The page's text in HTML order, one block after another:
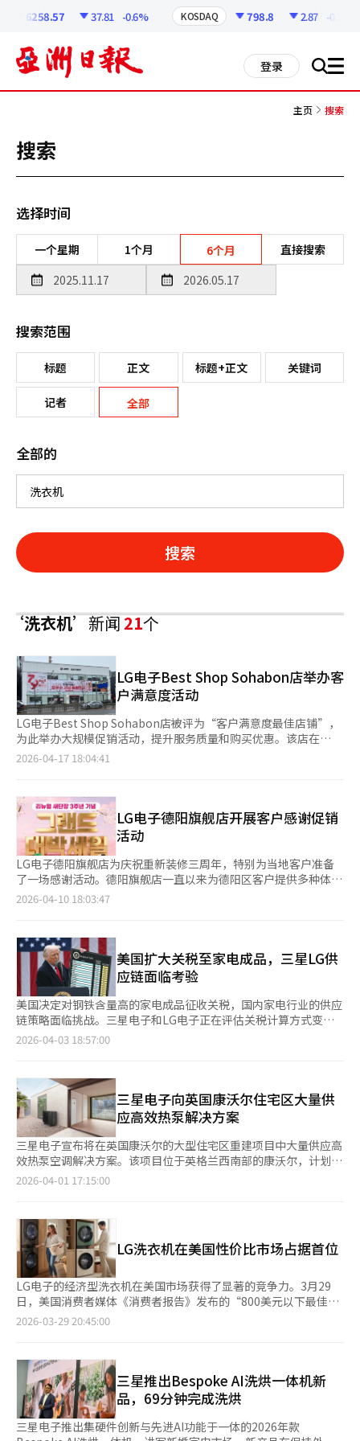
6258.57 37.81 -0.6% KOSDAQ 798.8 2.87 -0.36%
登录 搜 all
主页 搜索
搜索
选择时间
一个星期 1个月 6个月 直接搜索
搜索范围
标题 正文 标题+正文 关键词
记者 全部
全部的
搜索
‘洗衣机’新闻21个
LG电子Best Shop Sohabon店举办客
户满意度活动
LG电子Best Shop Sohabon店被评为“客户满意度最佳店铺”，
为此举办大规模促销活动，提升服务质量和购买优惠。该店在
2026年第一季度评选中，凭借客户体验而非单纯销售额，获得
庆季节需求，提供空调、冰箱、洗衣机、电视等家电的特别优惠，
降低购买负担。针对“巴斯空气”和“小商户立式净水器”等特色
产品，推出特别促销，满足家庭和小商户的不同需求。店内还设有
专门的咨询角，为婚庆、入住、搬家客户提供个性化服务，推荐合
适的产品组合。家电订阅服务也在活动期间提供额外优惠，降低初
期购买成本，并包含定期检查和管理服务。多品类购买客户可享受
额外折扣或礼品，按购买金额赠送不同级别的礼品，减轻大宗购买
客户的经济负担。店长表示，通过此次活动，强调“验证的服务质
度。此次促销结合了客户满意度认证、季节需求优惠、订阅服务扩
展和多品类购买支持，反映了线下家电店向“体验和咨询中心”转
型的趋势。※ 本报道经人工智能（AI）系统翻译与编辑。
2026-04-17 18:04:41
LG电子德阳旗舰店开展客户感谢促销
活动
LG电子德阳旗舰店为庆祝重新装修三周年，特别为当地客户准备
了一场感谢活动。德阳旗舰店一直以来为德阳区客户提供多种体验
式服务，包括免费室内设计咨询、LG电子新品体验和说明会、售
针对婚庆和搬家需求，提供定制咨询服务和多种折扣优惠。客户可
特价购买冰箱、洗衣机、电视、空调等主要家电及最新LG电子产
品。此外，还有合作卡折扣、额外积分、独家赠品等多种优惠，购
买多件商品的客户还可获得高档赠品和会员积分。同时，为婚庆和
新居客户提供1对1专业咨询服务，家电经理将根据客户的生活方式
和居住环境推荐最佳产品组合。新产品促销活动也在进行中，推出
专为浴室环境设计的“LG净化空气浴室”产品，订阅LG家电服务
的客户可享受免费售后和定期维护服务。此前，德阳旗舰店在2月
并加强体验式家电咨询服务。通过持续的折扣活动，德阳旗舰店希
望提高客户的实际购买满意度。LG电子德阳旗舰店的相关负责人
表示：“为庆祝三周年，我们准备了此次活动，为当地客户提供实
质性优惠。即将结婚或搬家的客户通过预约可享受更多优惠。”※
本报道经人工智能（AI）系统翻译与编辑。
2026-04-10 18:03:47
美国扩大关税至家电成品，三星LG供
应链面临考验
美国决定对钢铁含量高的家电成品征收关税，国内家电行业的供应
链策略面临挑战。三星电子和LG电子正在评估关税计算方式变化
带来的影响，并研究应对方案。此次措施的核心是对钢铁、铝、铜
范围，从原材料延伸到成品，对企业的生产和分销策略提出了新的
要求。不过，业内认为此次措施不会导致成本普遍增加，而是因产
品而异。钢铁使用比例高的产品可能负担增加，但低于标准的产品
则可免税，反而减轻了成本负担。因此，企业正在仔细分析产品结
构和材料组成的利弊。同一款家电产品，由于型号不同，钢铁比例
不同，关税影响也会不同。三星电子和LG电子已经在美国建立了
生产基地，部分缓解了风险。三星在南卡罗来纳州生产洗衣机，
LG则以田纳西州工厂为中心扩大北美市场的供应能力。扩大本地
产的产品不征收关税，因此全球企业通过多元化生产基地来应对。
然而，两家公司都无法完全依靠本地生产满足北美需求，部分出口
产品仍受关税影响。因此，生产地调整或重新分配产量的可能性被
提及。尽管如此，短期内全面改变生产结构并不容易，因为工厂搬
迁或扩建需要时间和成本。价格策略也需谨慎，即使关税增加，若
将其转嫁给消费者，可能导致需求下降，因此价格上涨可能有限。
业内分析认为，此次措施促使家电企业的竞争方式从单纯的价格竞
争转向供应链和生产结构为中心。在产品设计阶段就需考虑材料组
动等外部因素也加剧了盈利管理的重要性。尤其是北美市场占比较
高的家电业务，若成本压力积累，可能导致利润率受压。因此，企
业通过生产地多元化、成本削减和产品组合调整来多样化应对策
略。业内预计，未来全球家电市场竞争将从产品性能或价格转向供
应链稳定性和生产灵活性为中心。※ 本报道经人工智能（AI）系统
翻译与编辑。
2026-04-03 18:57:00
三星电子向英国康沃尔住宅区大量供
应高效热泵解决方案
三星电子宣布将在英国康沃尔的大型住宅区重建项目中大量供应高
效热泵空调解决方案。该项目位于英格兰西南部的康沃尔，计划将
一片61万平方米的旧矿区改造成一个拥有1500户住宅、学校、医
司Eco Bos和英国中央政府下属的住房机构Homes England。三
星电子将提供减少能源消耗的空调解决方案及多种家电产品。供应
的家用EHS产品采用高效热泵方式，减少二氧化碳排放，符合欧洲
碳中和政策。产品包括使用天然制冷剂丙烷的Mono R290和使用
低全球变暖潜能值制冷剂的Mono R32。此外，三星电子还将供应
冰箱、洗衣机、烤箱等家电，这些产品可通过SmartThings连
接，实现便捷的使用和能源管理。SmartThings还可连接家庭的
太阳能发电和储能系统，用户可以实时监控和高效利用太阳能电
中应用，提供对社区中心、学校、医院等公共设施的综合管理。三
星电子DA事业部副总裁任成泽表示：“我们很高兴能够为此次项
目提供独特的综合能源管理解决方案，并将继续扩大高效热泵解决
方案的供应。”※ 本报道经人工智能（AI）系统翻译与编辑。
2026-04-01 17:15:00
LG洗衣机在美国性价比市场占据首位
LG电子的经济型洗衣机在美国市场获得了显著的竞争力。3月29
日，美国消费者媒体《消费者报告》发布的“800美元以下最佳洗
衣机”评估中，LG电子的滚筒洗衣机、波轮洗衣机和高效波轮洗
合评分。在滚筒洗衣机类别中，LG电子的“WM3400CW”以87分
获得最高评价。该产品不仅洗涤性能优异，且在能源和水的使用效
率上也达到最高水平，被认为是“价格低廉但长期可节省成本的产
品”。在波轮洗衣机类别中，LG电子
的“WT7005CW”和“WT7155CW”名列前茅，因其稳定的振动
2026-03-29 20:45:00
三星推出Bespoke AI洗烘一体机新
品，69分钟完成洗烘
三星电子推出集硬件创新与先进AI功能于一体的2026年款